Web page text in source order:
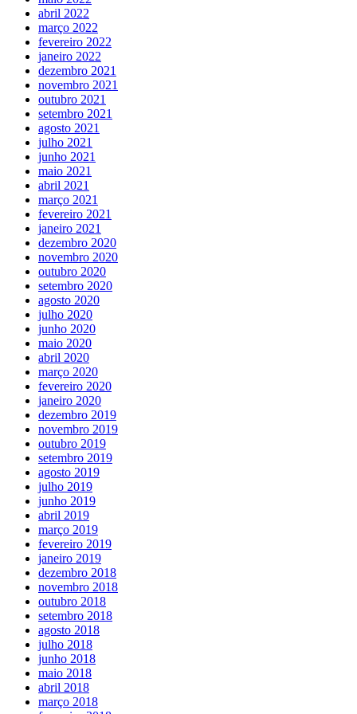
abril 2022
março 2022
fevereiro 2022
janeiro 2022
dezembro 2021
novembro 2021
outubro 2021
setembro 2021
agosto 2021
julho 2021
junho 2021
maio 2021
abril 2021
março 2021
fevereiro 2021
janeiro 2021
dezembro 2020
novembro 2020
outubro 2020
setembro 2020
agosto 2020
julho 2020
junho 2020
maio 2020
abril 2020
março 2020
fevereiro 2020
janeiro 2020
dezembro 2019
novembro 2019
outubro 2019
setembro 2019
agosto 2019
julho 2019
junho 2019
abril 2019
março 2019
fevereiro 2019
janeiro 2019
dezembro 2018
novembro 2018
outubro 2018
setembro 2018
agosto 2018
julho 2018
junho 2018
maio 2018
abril 2018
março 2018